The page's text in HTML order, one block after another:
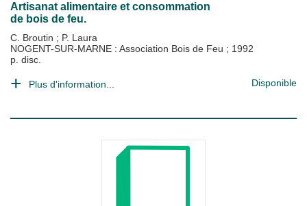
Artisanat alimentaire et consommation
de bois de feu.
C. Broutin ; P. Laura
NOGENT-SUR-MARNE : Association Bois de Feu ; 1992
p. disc.
Plus d'information... Disponible